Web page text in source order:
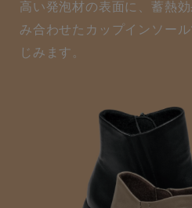
高い発泡材の表面に、蓄熱
み合わせたカップインソー
じみます。